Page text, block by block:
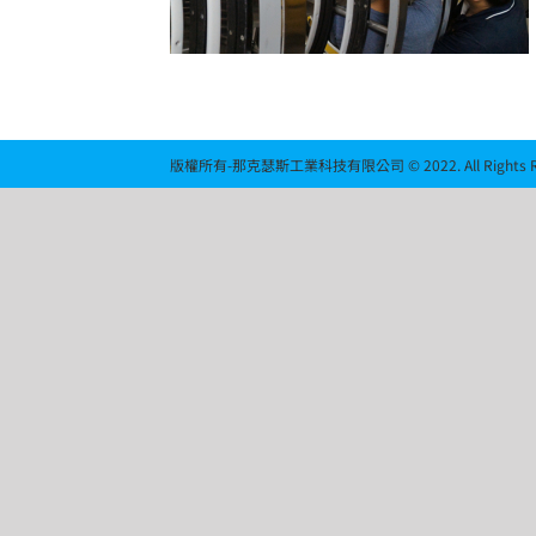
版權所有-那克瑟斯工業科技有限公司 © 2022. All Rights